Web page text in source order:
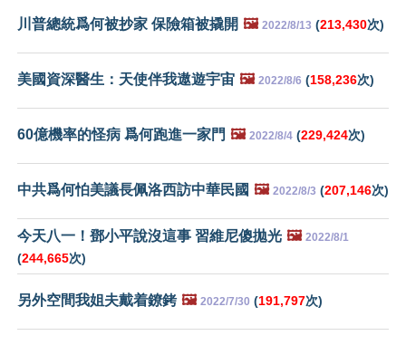
川普總統爲何被抄家 保險箱被撬開 🖼️ 2022/8/13 (213,430次)
美國資深醫生：天使伴我遨遊宇宙 🖼️ 2022/8/6 (158,236次)
60億機率的怪病 爲何跑進一家門 🖼️ 2022/8/4 (229,424次)
中共爲何怕美議長佩洛西訪中華民國 🖼️ 2022/8/3 (207,146次)
今天八一！鄧小平說沒這事 習維尼傻拋光 🖼️ 2022/8/1
(244,665次)
另外空間我姐夫戴着鐐銬 🖼️ 2022/7/30 (191,797次)